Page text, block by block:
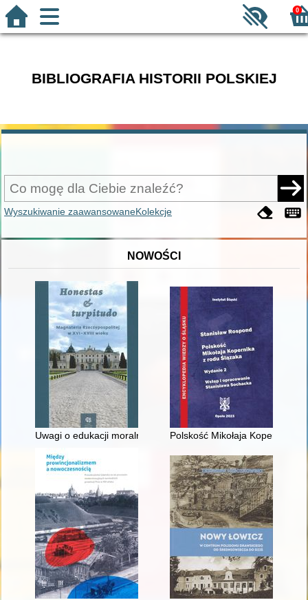
0
BIBLIOGRAFIA HISTORII POLSKIEJ
Wyszukiwanie zaawansowaneKolekcje
NOWOŚCI
Uwagi o edukacji moralnej synów szlacheckich w XVI-
Polskość Mikołaja Kopernika z